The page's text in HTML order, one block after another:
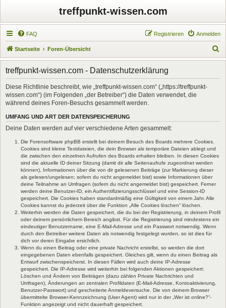
treffpunkt-wissen.com
FAQ Anmelden
Registrieren
Startseite Foren-Übersicht
u
treffpunkt-wissen.com - Datenschutzerklärung
Diese Richtlinie beschreibt, wie „treffpunkt-wissen.com“ („https://treffpunkt-
wissen.com“) (im Folgenden „der Betreiber“) die Daten verwendet, die
während deines Foren-Besuchs gesammelt werden.
UMFANG UND ART DER DATENSPEICHERUNG
Deine Daten werden auf vier verschiedene Arten gesammelt:
Die Forensoftware phpBB erstellt bei deinem Besuch des Boards mehrere Cookies.
Cookies sind kleine Textdateien, die dein Browser als temporäre Dateien ablegt und
die zwischen den einzelnen Aufrufen des Boards erhalten bleiben. In diesen Cookies
sind die aktuelle ID deiner Sitzung (damit dir alle Seitenaufrufe zugeordnet werden
können), Informationen über die von dir gelesenen Beiträge (zur Markierung dieser
als gelesen/ungelesen; sofern du nicht angemeldet bist) sowie Informationen über
deine Teilnahme an Umfragen (sofern du nicht angemeldet bist) gespeichert. Ferner
werden deine Benutzer-ID, ein Authentifizierungsschlüssel und eine Session-ID
gespeichert. Die Cookies haben standardmäßig eine Gültigkeit von einem Jahr. Alle
Cookies kannst du jederzeit über die Funktion „Alle Cookies löschen“ löschen.
Weiterhin werden die Daten gespeichert, die du bei der Registrierung, in deinem Profil
oder deinem persönlichem Bereich angibst. Für die Registrierung sind mindestens ein
eindeutiger Benutzername, eine E-Mail-Adresse und ein Passwort notwendig. Wenn
durch den Betreiber weitere Daten als notwendig festgelegt wurden, so ist dies für
dich vor deren Eingabe ersichtlich.
Wenn du einen Beitrag oder eine private Nachricht erstellst, so werden die dort
eingegebenen Daten ebenfalls gespeichert. Gleiches gilt, wenn du einen Beitrag als
Entwurf zwischenspeicherst. In diesen Fällen wird auch deine IP-Adresse
gespeichert. Die IP-Adresse wird weiterhin bei folgenden Aktionen gespeichert:
Löschen und Ändern von Beiträgen (dazu zählen Private Nachrichten und
Umfragen), Änderungen an zentralen Profildaten (E-Mail-Adresse, Kontoaktivierung,
Benutzer-Passwort) und gescheiterte Anmeldeversuche. Die von deinem Browser
übermittelte Browser-Kennzeichnung (User Agent) wird nur in der „Wer ist online?“-
Funktion angezeigt und nicht dauerhaft gespeichert.